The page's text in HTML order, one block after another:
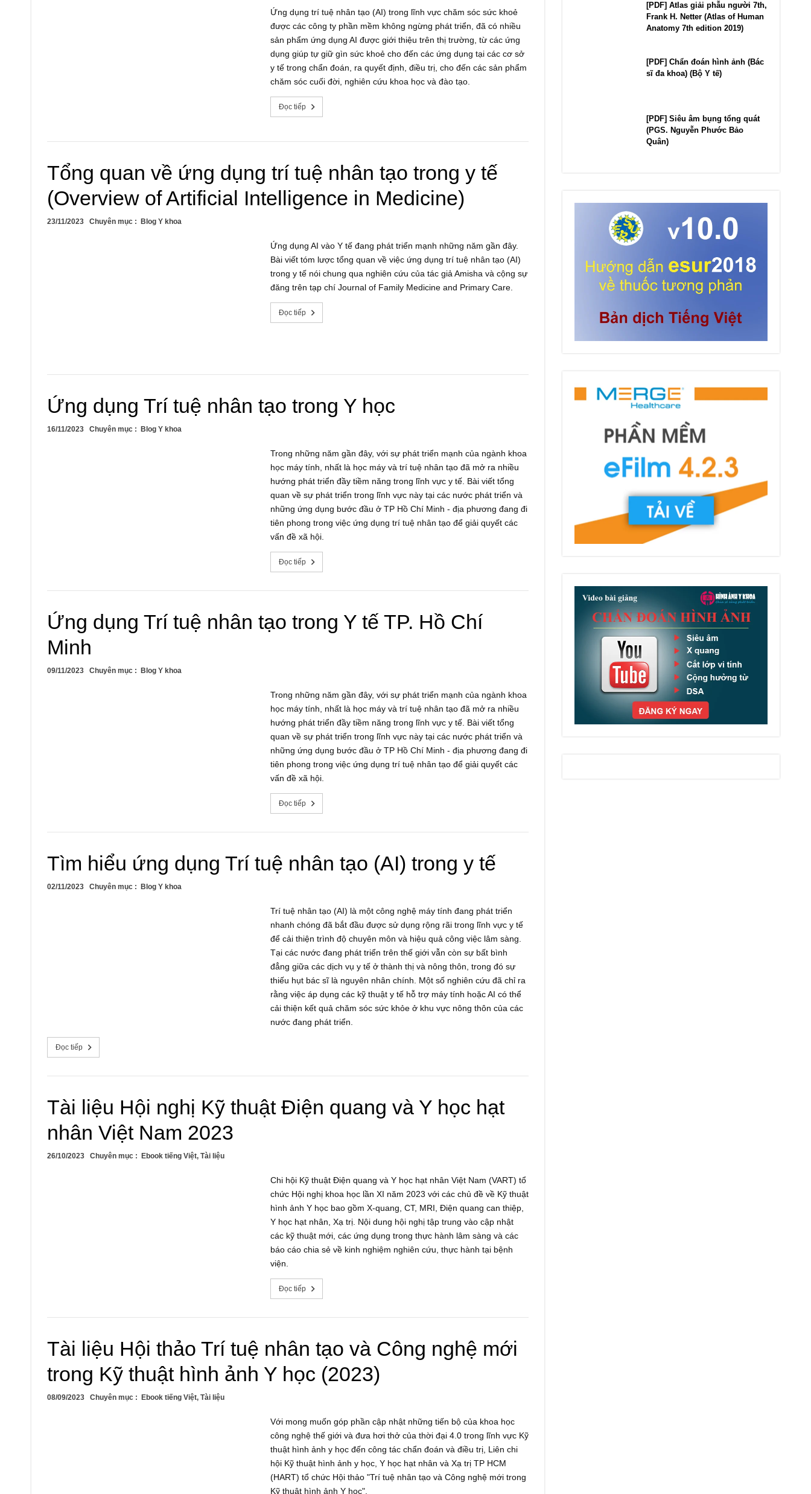
Ứng dụng trí tuệ nhân tạo (AI) trong lĩnh vực chăm sóc sức khoẻ
được các công ty phần mềm không ngừng phát triển, đã có nhiều
sản phẩm ứng dụng AI được giới thiệu trên thị trường, từ các ứng
dụng giúp tự giữ gìn sức khoẻ cho đến các ứng dụng tại các cơ sở
y tế trong chẩn đoán, ra quyết định, điều trị, cho đến các sản phẩm
chăm sóc cuối đời, nghiên cứu khoa học và đào tạo.
Đọc tiếp
Tổng quan về ứng dụng trí tuệ nhân tạo trong y tế
(Overview of Artificial Intelligence in Medicine)
23/11/2023 Chuyên mục : Blog Y khoa
Ứng dụng AI vào Y tế đang phát triển mạnh những năm gần đây.
Bài viết tóm lược tổng quan về việc ứng dụng trí tuệ nhân tạo (AI)
trong y tế nói chung qua nghiên cứu của tác giả Amisha và cộng sự
đăng trên tạp chí Journal of Family Medicine and Primary Care.
Đọc tiếp
Ứng dụng Trí tuệ nhân tạo trong Y học
16/11/2023 Chuyên mục : Blog Y khoa
Trong những năm gần đây, với sự phát triển mạnh của ngành khoa
học máy tính, nhất là học máy và trí tuệ nhân tạo đã mở ra nhiều
hướng phát triển đầy tiềm năng trong lĩnh vực y tế. Bài viết tổng
quan về sự phát triển trong lĩnh vực này tại các nước phát triển và
những ứng dụng bước đầu ở TP Hồ Chí Minh - địa phương đang đi
tiên phong trong việc ứng dụng trí tuệ nhân tạo để giải quyết các
vấn đề xã hội.
Đọc tiếp
Ứng dụng Trí tuệ nhân tạo trong Y tế TP. Hồ Chí
Minh
09/11/2023 Chuyên mục : Blog Y khoa
Trong những năm gần đây, với sự phát triển mạnh của ngành khoa
học máy tính, nhất là học máy và trí tuệ nhân tạo đã mở ra nhiều
hướng phát triển đầy tiềm năng trong lĩnh vực y tế. Bài viết tổng
quan về sự phát triển trong lĩnh vực này tại các nước phát triển và
những ứng dụng bước đầu ở TP Hồ Chí Minh - địa phương đang đi
tiên phong trong việc ứng dụng trí tuệ nhân tạo để giải quyết các
vấn đề xã hội.
Đọc tiếp
Tìm hiểu ứng dụng Trí tuệ nhân tạo (AI) trong y tế
02/11/2023 Chuyên mục : Blog Y khoa
Trí tuệ nhân tạo (AI) là một công nghệ máy tính đang phát triển
nhanh chóng đã bắt đầu được sử dụng rộng rãi trong lĩnh vực y tế
để cải thiện trình độ chuyên môn và hiệu quả công việc lâm sàng.
Tại các nước đang phát triển trên thế giới vẫn còn sự bất bình
đẳng giữa các dịch vụ y tế ở thành thị và nông thôn, trong đó sự
thiếu hụt bác sĩ là nguyên nhân chính. Một số nghiên cứu đã chỉ ra
rằng việc áp dụng các kỹ thuật y tế hỗ trợ máy tính hoặc AI có thể
cải thiện kết quả chăm sóc sức khỏe ở khu vực nông thôn của các
nước đang phát triển.
Đọc tiếp
Tài liệu Hội nghị Kỹ thuật Điện quang và Y học hạt
nhân Việt Nam 2023
26/10/2023 Chuyên mục : Ebook tiếng Việt, Tài liệu
Chi hội Kỹ thuật Điện quang và Y học hạt nhân Việt Nam (VART) tổ
chức Hội nghị khoa học lần XI năm 2023 với các chủ đề về Kỹ thuật
hình ảnh Y học bao gồm X-quang, CT, MRI, Điện quang can thiệp,
Y học hạt nhân, Xạ trị. Nội dung hội nghị tập trung vào cập nhật
các kỹ thuật mới, các ứng dụng trong thực hành lâm sàng và các
báo cáo chia sẻ về kinh nghiệm nghiên cứu, thực hành tại bệnh
viện.
Đọc tiếp
Tài liệu Hội thảo Trí tuệ nhân tạo và Công nghệ mới
trong Kỹ thuật hình ảnh Y học (2023)
08/09/2023 Chuyên mục : Ebook tiếng Việt, Tài liệu
Với mong muốn góp phần cập nhật những tiến bộ của khoa học
công nghệ thế giới và đưa hơi thở của thời đại 4.0 trong lĩnh vực Kỹ
thuật hình ảnh y học đến công tác chẩn đoán và điều trị, Liên chi
hội Kỹ thuật hình ảnh y học, Y học hạt nhân và Xạ trị TP HCM
(HART) tổ chức Hội thảo "Trí tuệ nhân tạo và Công nghệ mới trong
Kỹ thuật hình ảnh Y học".
[PDF] Atlas giải phẫu người 7th,
Frank H. Netter (Atlas of Human
Anatomy 7th edition 2019)
[PDF] Chẩn đoán hình ảnh (Bác
sĩ đa khoa) (Bộ Y tế)
[PDF] Siêu âm bụng tổng quát
(PGS. Nguyễn Phước Bảo
Quân)